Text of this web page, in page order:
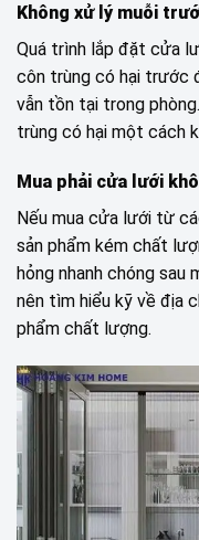
Không xử lý muỗi
Quá trình lắp đặt cửa
côn trùng có hại trước
vẫn tồn tại trong
trùng có hại một cách
Mua phải cửa lưới
Nếu mua cửa lưới từ
sản phẩm kém chất
hỏng nhanh chóng sau
nên tìm hiểu kỹ về địa
phẩm chất lượng.